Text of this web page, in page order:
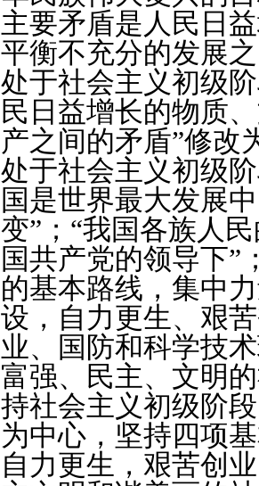
主要矛盾是人民日
平衡不充分的发展
处于社会主义初级
民日益增长的物质
产之间的矛盾”修改
处于社会主义初级
国是世界最大发展
变”；“我国各族人
国共产党的领导下”
的基本路线，集中
设，自力更生、艰
业、国防和科学技
富强、民主、文明
持社会主义初级阶
为中心，坚持四项
自力更生，艰苦创